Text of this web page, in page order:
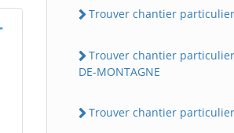
Trouver chantier particulier
Trouver chantier particulier
DE-MONTAGNE
Trouver chantier